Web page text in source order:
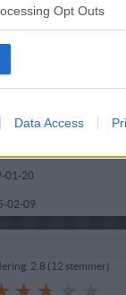
Opt Outs
Data Access
kiks
:Rodfrugter-
01-20
02-09
2.8 (12 stemmer)